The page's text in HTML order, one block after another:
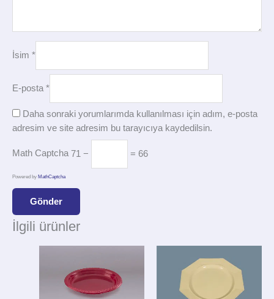
İsim *
E-posta *
Daha sonraki yorumlarımda kullanılması için adım, e-posta
adresim ve site adresim bu tarayıcıya kaydedilsin.
Math Captcha 71 − = 66
Powered by MathCaptcha
İlgili ürünler